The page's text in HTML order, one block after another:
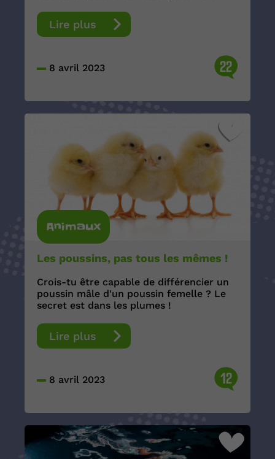
Lire plus
8 avril 2023 22
Animaux
Les poussins, pas tous les mêmes !
Crois-tu être capable de différencier un
poussin mâle d'un poussin femelle ? Le
secret est dans les plumes !
Lire plus
8 avril 2023 12